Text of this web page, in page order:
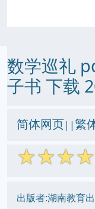
数学巡礼
子书 下载
简体网页||繁
☆☆☆☆
出版者:湖南教育